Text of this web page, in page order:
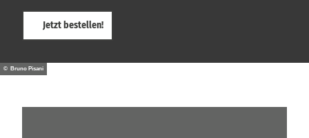
Jetzt bestellen!
© Bruno Pisani